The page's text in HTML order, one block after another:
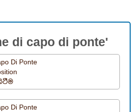
di capo di ponte'
Di Ponte
Di Ponte